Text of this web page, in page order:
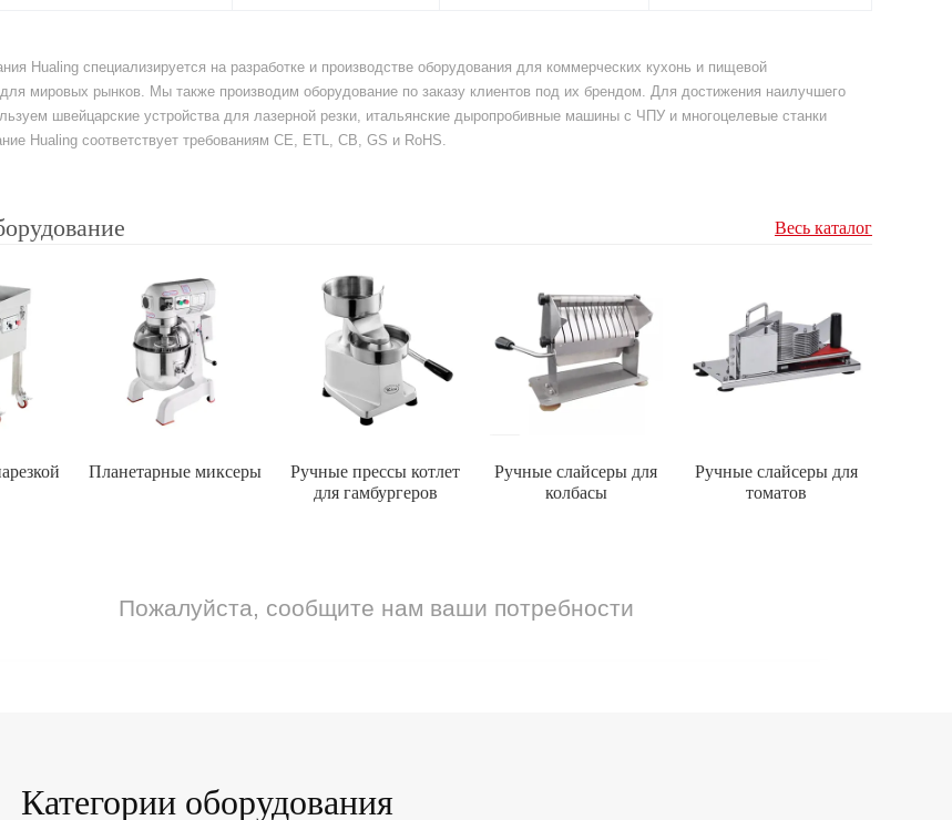
Hualing специализируется на разработке и производстве оборудования для коммерческих кухонь и пищевой
мировых рынков. Мы также производим оборудование по заказу клиентов под их брендом. Для достижения наилучшего
швейцарские устройства для лазерной резки, итальянские дыропробивные машины с ЧПУ и многоцелевые станки
Hualing соответствует требованиям CE, ETL, CB, GS и RoHS.
Весь каталог
Планетарные миксеры
Ручные прессы котлет
для гамбургеров
Ручные слайсеры для
колбасы
Ручные слайсеры для
томатов
Пожалуйста, сообщите нам ваши потребности
Категории оборудования